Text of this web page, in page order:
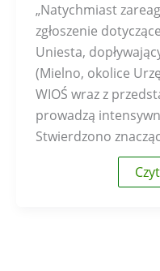
„Natychmiast
zgłoszenie
Uniesta,
(Mielno, okolice
WIOŚ wraz z
prowadzą
Stwierdzono